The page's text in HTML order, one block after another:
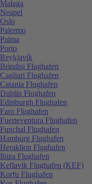
Malaga
Neapel
Oslo
Palermo
Palma
Porto
Reykjavík
Brindisi Flughafen
Cagliari Flughafen
Catania Flughafen
Dublin Flughafen
Edinburgh Flughafen
Faro Flughafen
Fuerteventura Flughafen
Funchal Flughafen
Hamburg Flughafen
Heraklion Flughafen
Ibiza Flughafen
Keflavik Flughafen (KEF)
Korfu Flughafen